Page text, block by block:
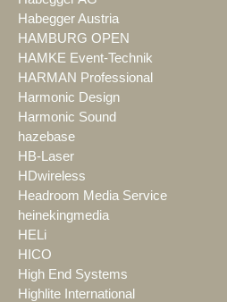
Habegger Austria
HAMBURG OPEN
HAMKE Event-Technik
HARMAN Professional
Harmonic Design
Harmonic Sound
hazebase
HB-Laser
HDwireless
Headroom Media Service
heinekingmedia
HELi
HICO
High End Systems
Highlite International